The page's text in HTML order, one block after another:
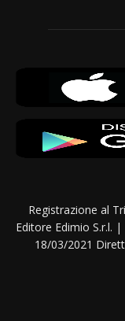
Registrazione al
Editore Edimio S.r.l.
18/03/2021